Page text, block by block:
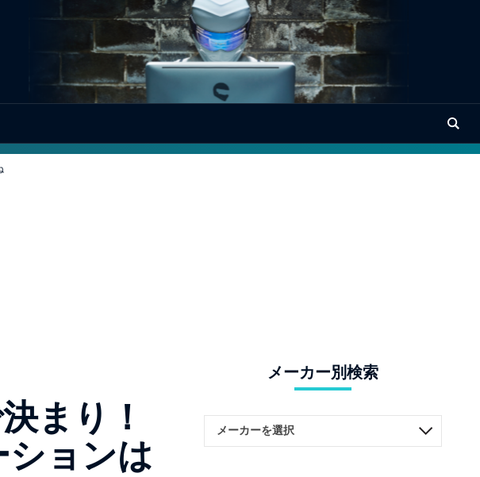
まり！
ョンは
メーカー別検索